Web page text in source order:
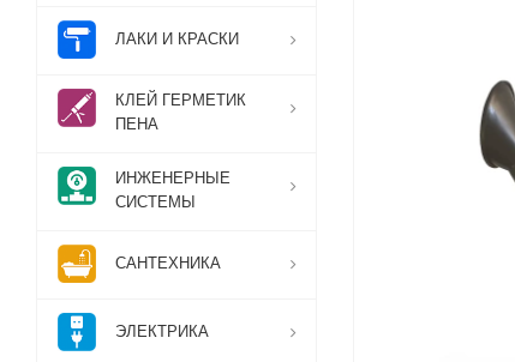
ЛАКИ И КРАСКИ
КЛЕЙ ГЕРМЕТИК
ПЕНА
ИНЖЕНЕРНЫЕ
СИСТЕМЫ
САНТЕХНИКА
ЭЛЕКТРИКА